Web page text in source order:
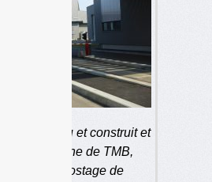
conçu et construit et
l’usine de TMB,
et compostage de